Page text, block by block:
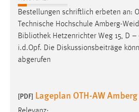
Bestellungen schriftlich erbeten an:
Technische Hochschule Amberg-
Bibliothek Hetzenrichter Weg 15, D
i.d.Opf. Die Diskussionsbeiträge
abgerufen
[PDF] Lageplan OTH-AW Amberg